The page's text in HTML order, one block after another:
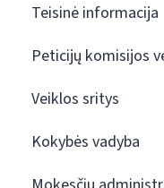
Teisinė informacija
Peticijų komisijos
Veiklos sritys
Kokybės vadyba